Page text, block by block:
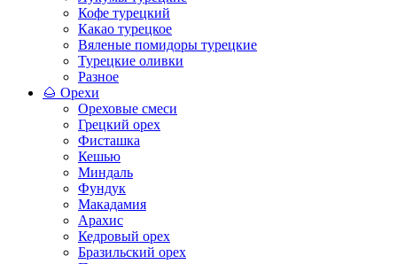
Кофе турецкий
Какао турецкое
Вяленые помидоры турецкие
Турецкие оливки
Разное
🌰 Орехи
Ореховые смеси
Грецкий орех
Фисташка
Кешью
Миндаль
Фундук
Макадамия
Арахис
Кедровый орех
Бразильский орех